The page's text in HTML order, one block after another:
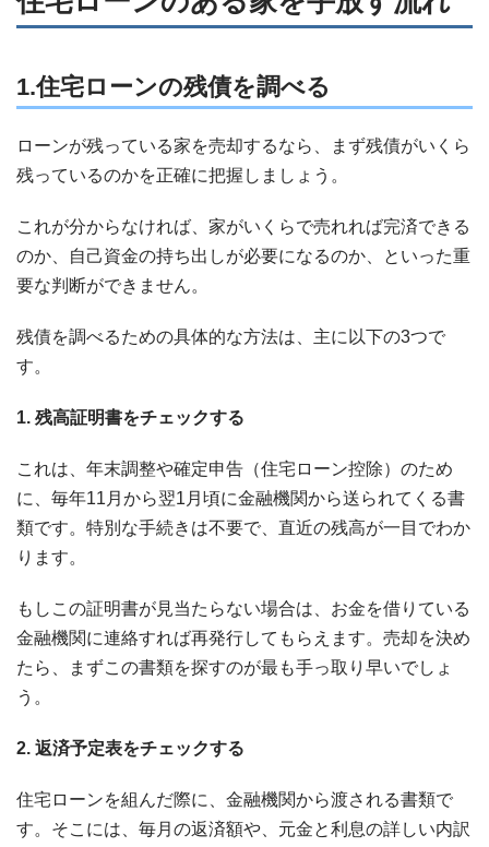
1.住宅ローンの残債を調べる
ローンが残っている家を売却するなら、まず残債がいくら
残っているのかを正確に把握しましょう。
これが分からなければ、家がいくらで売れれば完済できる
のか、自己資金の持ち出しが必要になるのか、といった重
要な判断ができません。
残債を調べるための具体的な方法は、主に以下の3つで
す。
1. 残高証明書をチェックする
これは、年末調整や確定申告（住宅ローン控除）のため
に、毎年11月から翌1月頃に金融機関から送られてくる書
類です。特別な手続きは不要で、直近の残高が一目でわか
ります。
もしこの証明書が見当たらない場合は、お金を借りている
金融機関に連絡すれば再発行してもらえます。売却を決め
たら、まずこの書類を探すのが最も手っ取り早いでしょ
う。
2. 返済予定表をチェックする
住宅ローンを組んだ際に、金融機関から渡される書類で
す。そこには、毎月の返済額や、元金と利息の詳しい内訳